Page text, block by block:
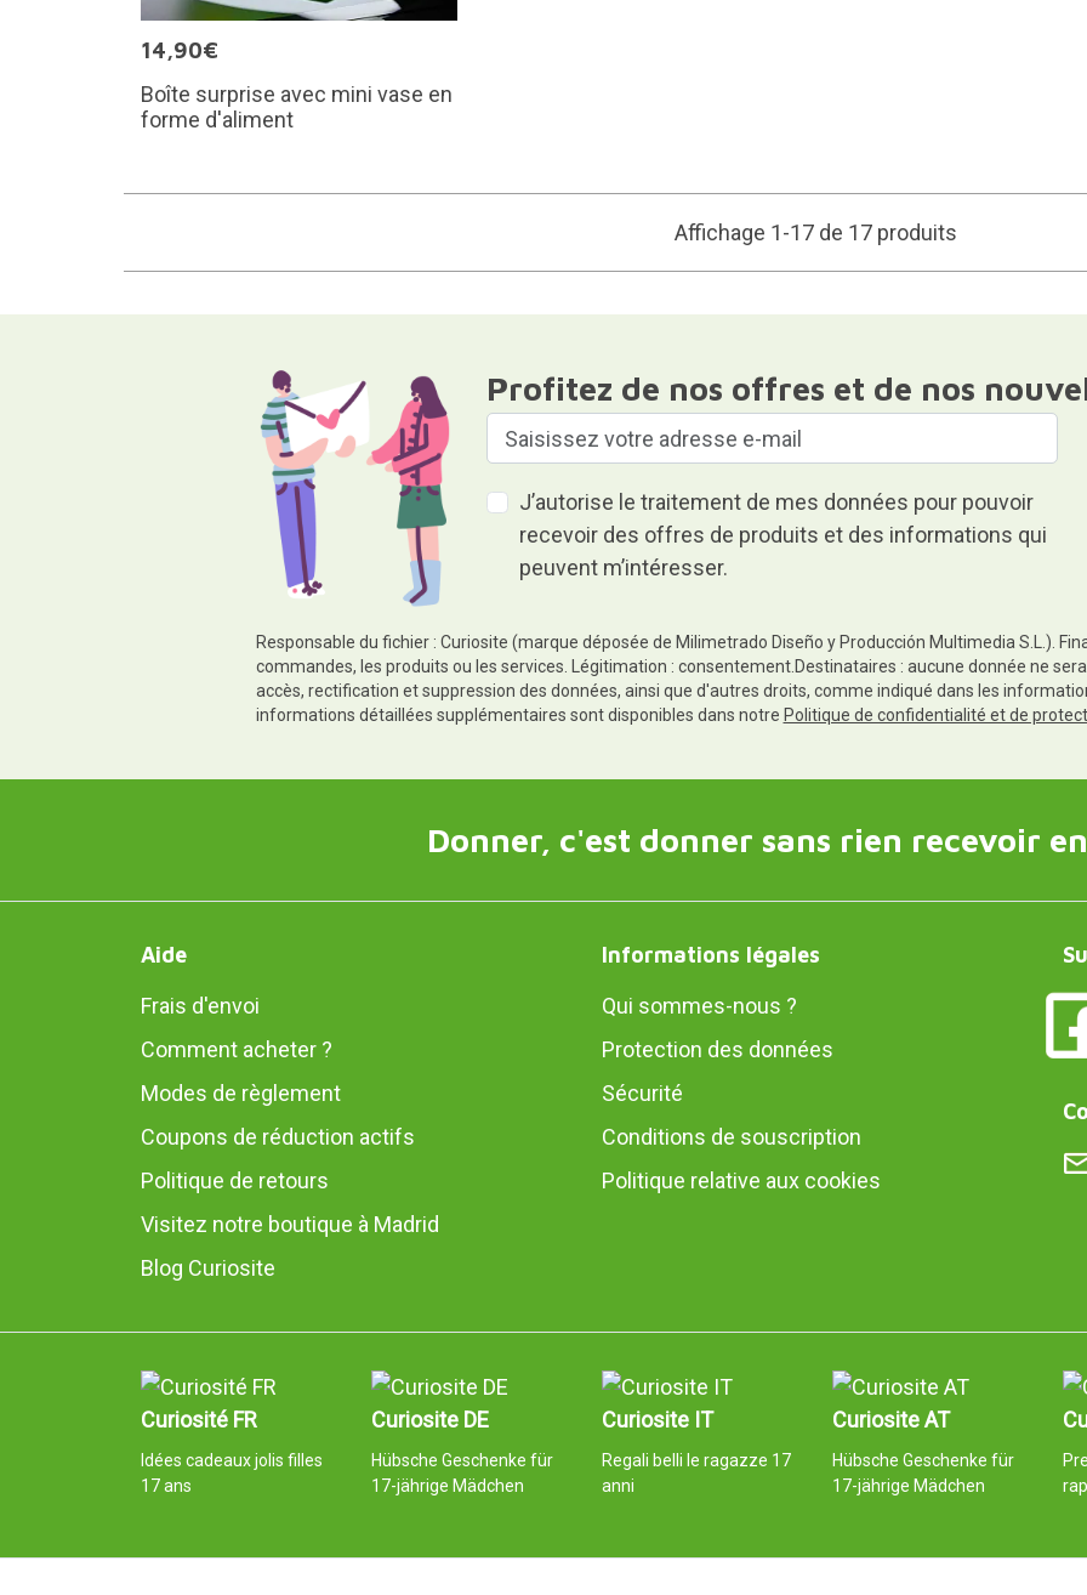
14,90€
Boîte surprise avec mini vase en
forme d'aliment
Affichage 1-17 de 17 produits
Profitez de nos offres et de nos
J’autorise le traitement de mes données pour pouvoir
recevoir des offres de produits et des informations qui
peuvent m’intéresser.
Responsable du fichier : Curiosite (marque déposée de Milimetrado Diseño y Producción Multimedia S.L.).
commandes, les produits ou les services. Légitimation : consentement.Destinataires : aucune donnée ne
accès, rectification et suppression des données, ainsi que d'autres droits, comme indiqué dans les
informations détaillées supplémentaires sont disponibles dans notre Politique de confidentialité et de
Donner, c'est donner sans rien recevoir
Aide
Frais d'envoi
Comment acheter ?
Modes de règlement
Coupons de réduction actifs
Politique de retours
Visitez notre boutique à Madrid
Blog Curiosite
Informations légales
Qui sommes-nous ?
Protection des données
Sécurité
Conditions de souscription
Politique relative aux cookies
Curiosité FR
Idées cadeaux jolis filles
17 ans
Curiosite DE
Hübsche Geschenke für
17-jährige Mädchen
Curiosite IT
Regali belli le ragazze 17
anni
Curiosite AT
Hübsche Geschenke für
17-jährige Mädchen